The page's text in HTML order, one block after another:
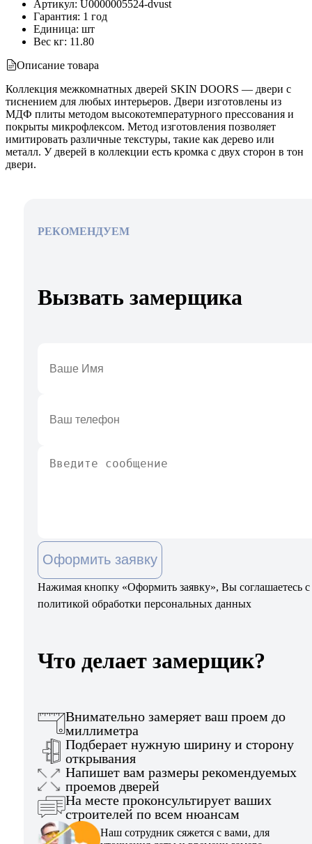
Артикул: U0000005524-dvust
Гарантия: 1 год
Единица: шт
Вес кг: 11.80
Описание товара
Коллекция межкомнатных дверей SKIN DOORS — двери с
тиснением для любых интерьеров. Двери изготовлены из
МДФ плиты методом высокотемпературного прессования и
покрыты микрофлексом. Метод изготовления позволяет
имитировать различные текстуры, такие как дерево или
металл. У дверей в коллекции есть кромка с двух сторон в тон
двери.
РЕКОМЕНДУЕМ
Вызвать замерщика
Оформить заявку
Нажимая кнопку «Оформить заявку», Вы соглашаетесь с
политикой обработки персональных данных
Что делает замерщик?
Внимательно замеряет ваш проем до
миллиметра
Подберает нужную ширину и сторону
открывания
Напишет вам размеры рекомендуемых
проемов дверей
На месте проконсультирует ваших
строителей по всем нюансам
Наш сотрудник сяжется с вами, для